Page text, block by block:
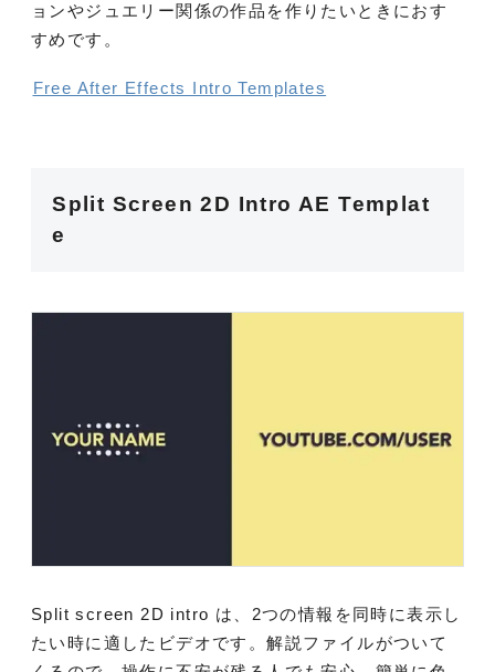
ョンやジュエリー関係の作品を作りたいときにおす
すめです。
Free After Effects Intro Templates
Split Screen 2D Intro AE Templat
e
Split screen 2D intro は、2つの情報を同時に表示し
たい時に適したビデオです。解説ファイルがついて